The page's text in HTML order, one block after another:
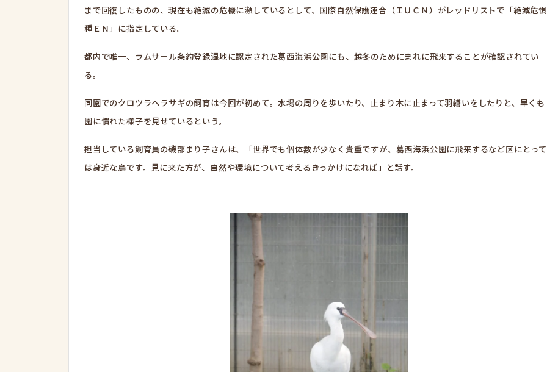
まで回復したものの、現在も絶滅の危機に瀕しているとして、国際自然保護連合（ＩＵＣＮ）がレッドリストで「絶滅危惧
種ＥＮ」に指定している。
都内で唯一、ラムサール条約登録湿地に認定された葛西海浜公園にも、越冬のためにまれに飛来することが確認されてい
る。
同園でのクロツラヘラサギの飼育は今回が初めて。水場の周りを歩いたり、止まり木に止まって羽繕いをしたりと、早くも
園に慣れた様子を見せているという。
担当している飼育員の磯部まり子さんは、「世界でも個体数が少なく貴重ですが、葛西海浜公園に飛来するなど区にとって
は身近な鳥です。見に来た方が、自然や環境について考えるきっかけになれば」と話す。